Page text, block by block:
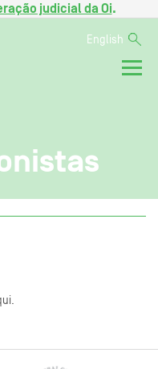
judicial da Oi.
English